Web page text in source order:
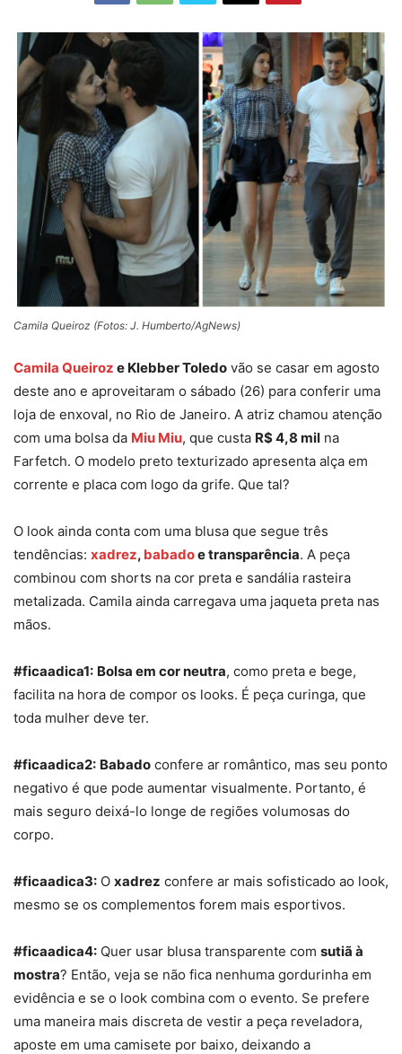
Camila Queiroz (Fotos: J. Humberto/AgNews)
Camila Queiroz e Klebber Toledo vão se casar em agosto
deste ano e aproveitaram o sábado (26) para conferir uma
loja de enxoval, no Rio de Janeiro. A atriz chamou atenção
com uma bolsa da Miu Miu, que custa R$ 4,8 mil na
Farfetch. O modelo preto texturizado apresenta alça em
corrente e placa com logo da grife. Que tal?
O look ainda conta com uma blusa que segue três
tendências: xadrez, babadoe transparência. A peça
combinou com shorts na cor preta e sandália rasteira
metalizada. Camila ainda carregava uma jaqueta preta nas
mãos.
#ficaadica1: Bolsa em cor neutra, como preta e bege,
facilita na hora de compor os looks. É peça curinga, que
toda mulher deve ter.
#ficaadica2: Babado confere ar romântico, mas seu ponto
negativo é que pode aumentar visualmente. Portanto, é
mais seguro deixá-lo longe de regiões volumosas do
corpo.
#ficaadica3: O xadrez confere ar mais sofisticado ao look,
mesmo se os complementos forem mais esportivos.
#ficaadica4: Quer usar blusa transparente com sutiã à
mostra? Então, veja se não fica nenhuma gordurinha em
evidência e se o look combina com o evento. Se prefere
uma maneira mais discreta de vestir a peça reveladora,
aposte em uma camisete por baixo, deixando a